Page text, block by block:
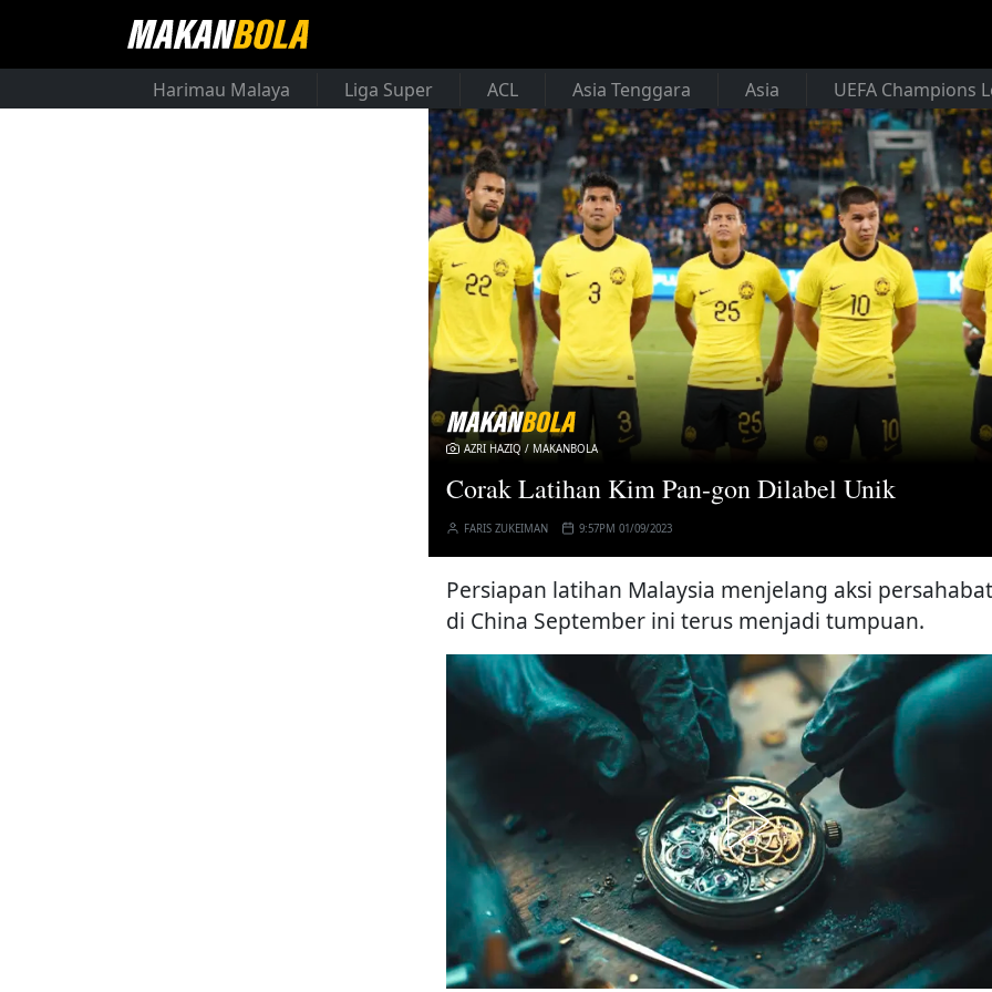
Harimau Malaya Liga Super ACL Asia Tenggara Asia UEFA Champions
AZRI HAZIQ / MAKANBOLA
Corak Latihan Kim Pan-gon Dilabel Unik
FARIS ZUKEIMAN 9:57PM 01/09/2023
Persiapan latihan Malaysia menjelang aksi
di China September ini terus menjadi tumpuan.